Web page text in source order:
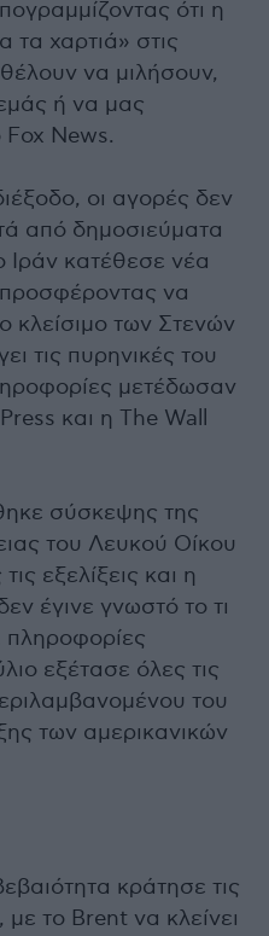
ότι η
τα χαρτιά» στις
να μιλήσουν,
ή να μας
News.
οι αγορές δεν
από δημοσιεύματα
κατέθεσε νέα
να
κλείσιμο των Στενών
τις πυρηνικές του
μετέδωσαν
και η The Wall
σύσκεψης της
του Λευκού Οίκου
εξελίξεις και η
έγινε γνωστό το τι
εξέτασε όλες τις
του
των αμερικανικών
κράτησε τις
το Brent να κλείνει